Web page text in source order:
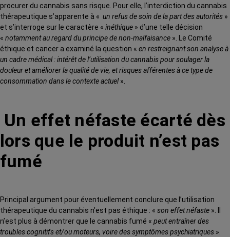
procurer du cannabis sans risque. Pour elle, l’interdiction du cannabis
thérapeutique s’apparente à « un refus de soin de la part des autorités »
et s’interroge sur le caractère « inéthique » d’une telle décision
« notamment au regard du principe de non-malfaisance ». Le Comité
éthique et cancer a examiné la question « en restreignant son analyse à
un cadre médical : intérêt de l’utilisation du cannabis pour soulager la
douleur et améliorer la qualité de vie, et risques afférentes à ce type de
consommation dans le contexte actuel».
Un effet néfaste écarté dès
lors que le produit n’est pas
fumé
Principal argument pour éventuellement conclure que l’utilisation
thérapeutique du cannabis n’est pas éthique : « son effet néfaste ». Il
n’est plus à démontrer que le cannabis fumé « peut entraîner des
troubles cognitifs et/ou moteurs, voire des symptômes psychiatriques ».